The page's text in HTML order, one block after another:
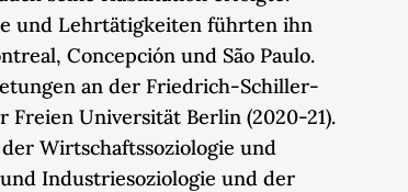
und Lehrtätigkeiten führten ihn
Concepción und São Paulo.
an der Friedrich-Schiller-
Freien Universität Berlin (2020-21).
Wirtschaftssoziologie und
Industriesoziologie und der